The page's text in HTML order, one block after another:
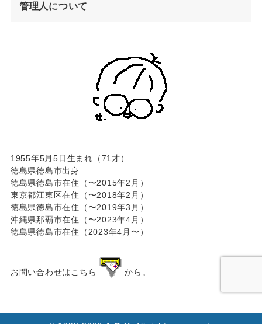
管理人について
1955年5月5日生まれ（71才）
徳島県徳島市出身
徳島県徳島市在住（〜2015年2月）
東京都江東区在住（〜2018年2月）
徳島県徳島市在住（〜2019年3月）
沖縄県那覇市在住（〜2023年4月）
徳島県徳島市在住（2023年4月〜）
お問い合わせはこちら から。